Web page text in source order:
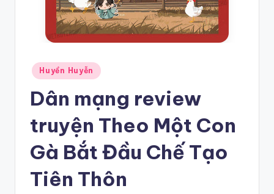
Posted
in
Huyền Huyễn
Dân mạng review
truyện Theo Một Con
Gà Bắt Đầu Chế Tạo
Tiên Thôn